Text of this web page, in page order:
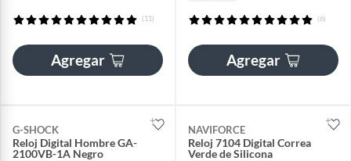
(11)
Agregar
(6)
Agregar
G-SHOCK
Reloj Digital Hombre GA-
2100VB-1A Negro
NAVIFORCE
Reloj 7104 Digital Correa
Verde de Silicona